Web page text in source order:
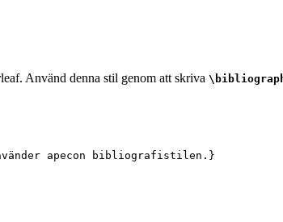
Använd denna stil genom att skriva
apecon bibliografistilen.}